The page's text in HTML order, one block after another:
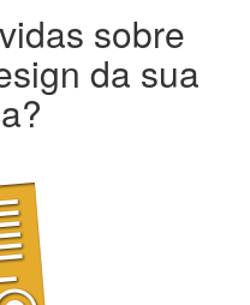
sobre
da sua